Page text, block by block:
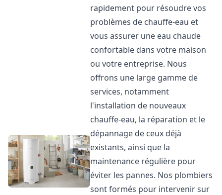
rapidement pour résoudre vos
problèmes de chauffe-eau et
vous assurer une eau chaude
confortable dans votre maison
ou votre entreprise. Nous
offrons une large gamme de
services, notamment
l'installation de nouveaux
chauffe-eau, la réparation et le
dépannage de ceux déjà
existants, ainsi que la
maintenance régulière pour
éviter les pannes. Nos plombiers
sont formés pour intervenir sur